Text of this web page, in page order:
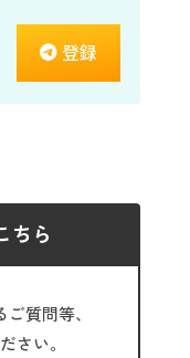
登録
ちら
質問等、
さい。